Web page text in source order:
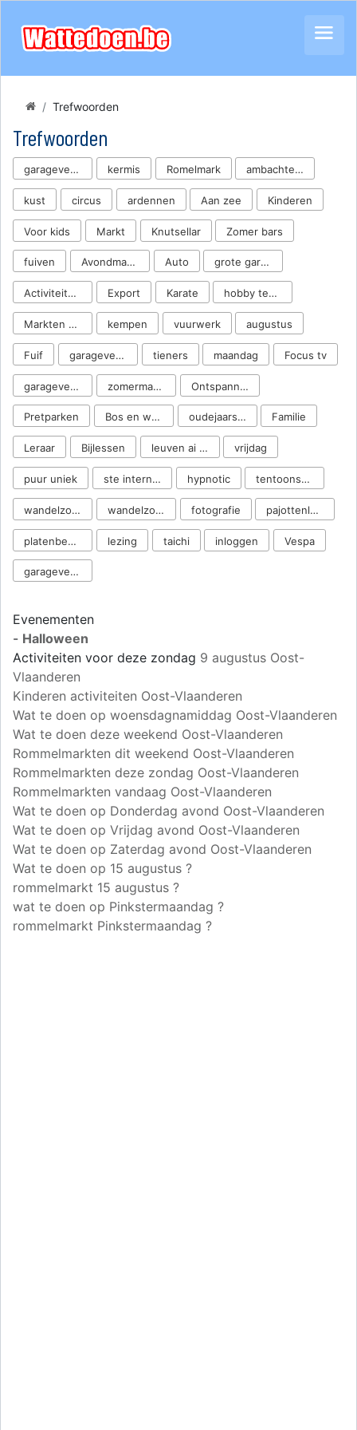
Trefwoorden
Trefwoorden
garageverkoop garageverkoop kermis Romelmark ambachtenmarkt
kust circus ardennen Aan zee Kinderen
Voor kids Markt Knutsellar Zomer bars
fuiven Avondmarkten Auto grote garageverkoop
Activiteiten met 2 Export Karate hobby tentoonstelling
Markten Beurzen Salons kempen vuurwerk augustus
Fuif garageverkoop turnhout tieners maandag Focus tv
garageverkoop ste zomermarkt OntspanningUitstappen Wandelingen Fietst
Pretparken Bos en water oudejaarsavond Familie
Leraar Bijlessen leuven ai resistance vrijdag
puur uniek ste internationale hypnotic tentoonstelling
wandelzoektocht door wandelzoektocht fotografie pajottenland
platenbeurs lezing taichi inloggen Vespa
garageverkoop
Evenementen
- Halloween
Activiteiten voor deze zondag 9 augustus Oost-
Vlaanderen
Kinderen activiteiten Oost-Vlaanderen
Wat te doen op woensdagnamiddag Oost-Vlaanderen
Wat te doen deze weekend Oost-Vlaanderen
Rommelmarkten dit weekend Oost-Vlaanderen
Rommelmarkten deze zondag Oost-Vlaanderen
Rommelmarkten vandaag Oost-Vlaanderen
Wat te doen op Donderdag avond Oost-Vlaanderen
Wat te doen op Vrijdag avond Oost-Vlaanderen
Wat te doen op Zaterdag avond Oost-Vlaanderen
Wat te doen op 15 augustus ?
rommelmarkt 15 augustus ?
wat te doen op Pinkstermaandag ?
rommelmarkt Pinkstermaandag ?